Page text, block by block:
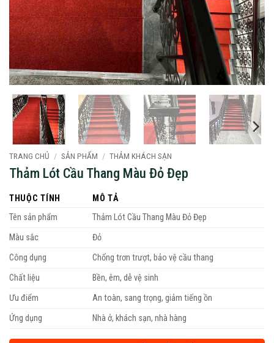
TRANG CHỦ / SẢN PHẨM / THẢM KHÁCH SẠN
Thảm Lót Cầu Thang Màu Đỏ Đẹp
THUỘC TÍNH
MÔ TẢ
Tên sản phẩm
Thảm Lót Cầu Thang Màu Đỏ Đẹp
Màu sắc
Đỏ
Công dụng
Chống trơn trượt, bảo vệ cầu thang
Chất liệu
Bền, êm, dễ vệ sinh
Ưu điểm
An toàn, sang trọng, giảm tiếng ồn
Ứng dụng
Nhà ở, khách sạn, nhà hàng